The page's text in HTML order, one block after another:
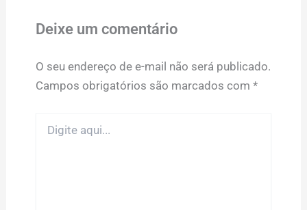
Deixe um comentário
O seu endereço de e-mail não será publicado.
Campos obrigatórios são marcados com *
aqui...